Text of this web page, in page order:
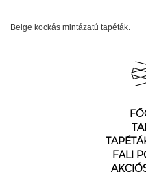
Beige kockás mintázatú tapéták.
FALI